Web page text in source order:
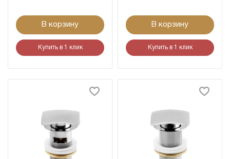
В корзину
Купить в 1 клик
В корзину
Купить в 1 клик